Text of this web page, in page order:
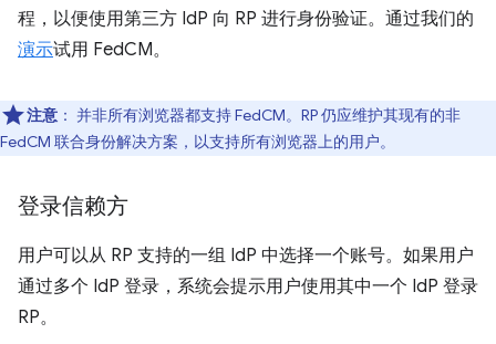
程，以便使用第三方 IdP 向 RP 进行身份验证。通过我们的
演示试用 FedCM。
注意 ： 并非所有浏览器都支持 FedCM。RP 仍应维护其现有的非
FedCM 联合身份解决方案，以支持所有浏览器上的用户。
登录信赖方
用户可以从 RP 支持的一组 IdP 中选择一个账号。如果用户
通过多个 IdP 登录，系统会提示用户使用其中一个 IdP 登录
RP。